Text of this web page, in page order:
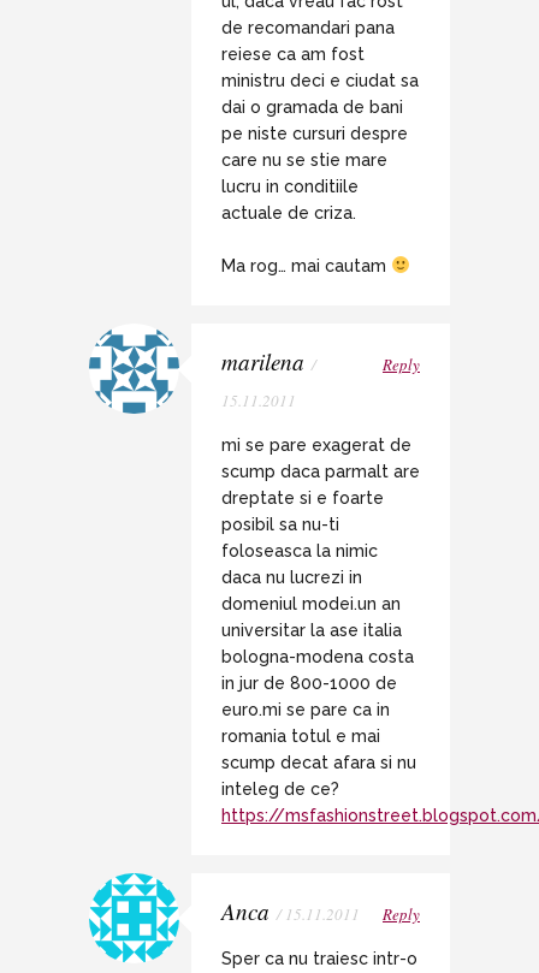
de recomandari pana
reiese ca am fost
ministru deci e ciudat sa
dai o gramada de bani
pe niste cursuri despre
care nu se stie mare
lucru in conditiile
actuale de criza.
Ma rog… mai cautam
marilena /
15.11.2011
Reply
mi se pare exagerat de
scump daca parmalt are
dreptate si e foarte
posibil sa nu-ti
foloseasca la nimic
daca nu lucrezi in
domeniul modei.un an
universitar la ase italia
bologna-modena costa
in jur de 800-1000 de
euro.mi se pare ca in
romania totul e mai
scump decat afara si nu
inteleg de ce?
https://
Anca / 15.11.2011 Reply
Sper ca nu traiesc intr-o